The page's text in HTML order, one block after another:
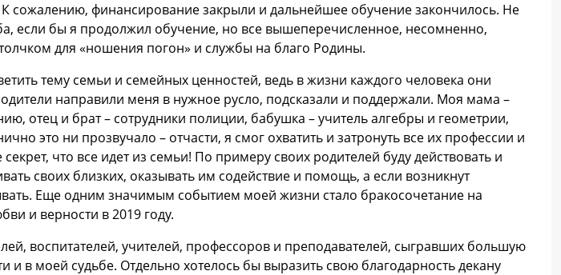
К сожалению, финансирование закрыли и дальнейшее обучение закончилось. Не
если бы я продолжил обучение, но все вышеперечисленное, несомненно,
для «ношения погон» и службы на благо Родины.
тему семьи и семейных ценностей, ведь в жизни каждого человека они
направили меня в нужное русло, подсказали и поддержали. Моя мама –
отец и брат – сотрудники полиции, бабушка – учитель алгебры и геометрии,
это ни прозвучало – отчасти, я смог охватить и затронуть все их профессии и
что все идет из семьи! По примеру своих родителей буду действовать и
своих близких, оказывать им содействие и помощь, а если возникнут
Еще одним значимым событием моей жизни стало бракосочетание на
и верности в 2019 году.
воспитателей, учителей, профессоров и преподавателей, сыгравших большую
и в моей судьбе. Отдельно хотелось бы выразить свою благодарность декану